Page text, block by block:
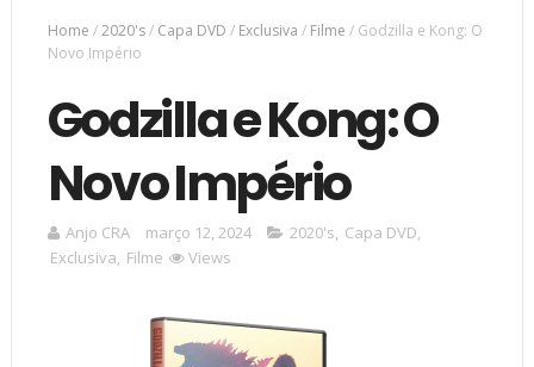
Home /2020's/ Capa DVD / Exclusiva / Filme / Godzilla e Kong: O
Novo Império
Godzilla e Kong: O
Novo Império
Anjo CRA março 12, 2024 2020's, Capa DVD,
Exclusiva, Filme Views